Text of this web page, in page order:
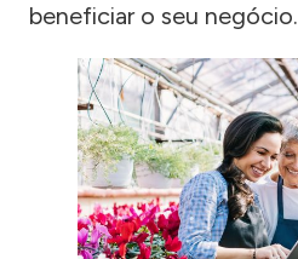
beneficiar o seu negócio.